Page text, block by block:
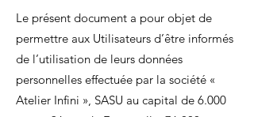
Le présent document a pour objet de
permettre aux Utilisateurs d’être informés
de l’utilisation de leurs données
personnelles effectuée par la société «
Atelier Infini », SASU au capital de 6.000